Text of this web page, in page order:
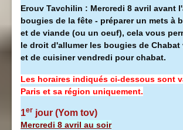
Erouv Tavchilin : Mercredi 8 avril avant
bougies de la fête - préparer un mets à
et de viande (ou un oeuf), cela vous
le droit d'allumer les bougies de
et de cuisiner vendredi pour chabat.
Les horaires indiqués ci-dessous sont
Paris et sa région uniquement.
1er jour (Yom tov)
Mercredi 8 avril au soir